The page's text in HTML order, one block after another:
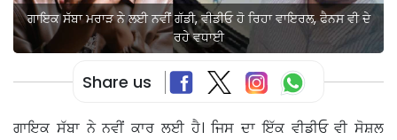
ਗਾਇਕ ਸੱਬਾ ਮਰਾੜ ਨੇ ਲਈ ਨਵੀਂ ਗੱਡੀ, ਵੀਡੀਓ ਹੋ ਰਿਹਾ ਵਾਇਰਲ, ਫੈਨਸ ਵੀ ਦੇ
ਰਹੇ ਵਧਾਈ
Share us
ਗਾਇਕ ਸੱਬਾ ਨੇ ਨਵੀਂ ਕਾਰ ਲਈ ਹੈ। ਜਿਸ ਦਾ ਇੱਕ ਵੀਡੀਓ ਵੀ ਸੋਸ਼ਲ